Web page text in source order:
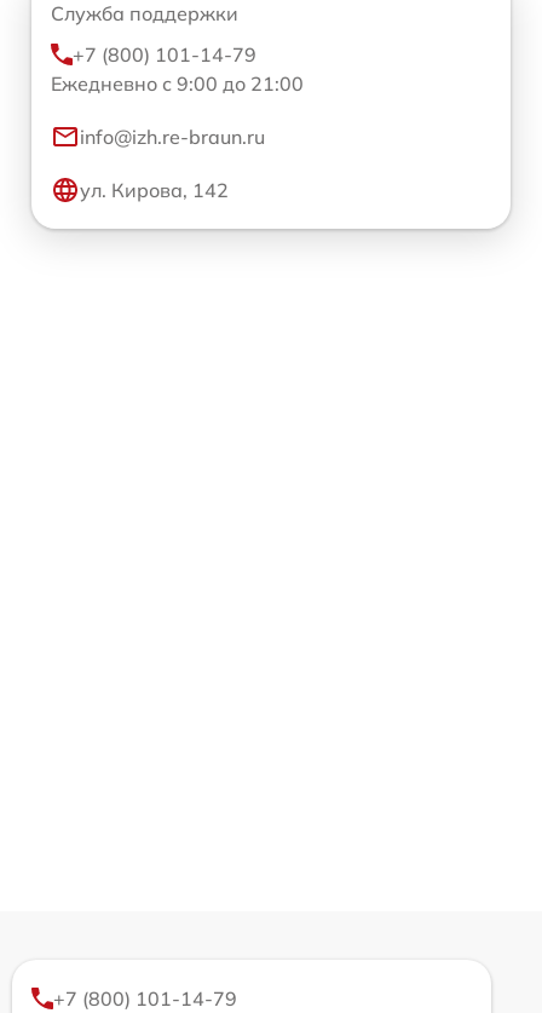
Служба поддержки
+7 (800) 101-14-79
Ежедневно с 9:00 до 21:00
info@izh.re-braun.ru
ул. Кирова, 142
+7 (800) 101-14-79